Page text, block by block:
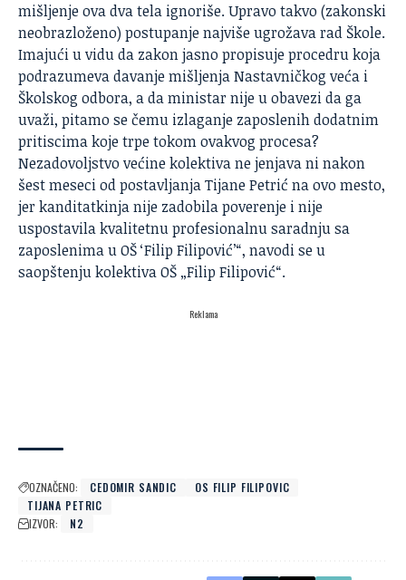
mišljenje ova dva tela ignoriše. Upravo takvo (zakonski
neobrazloženo) postupanje najviše ugrožava rad Škole.
Imajući u vidu da zakon jasno propisuje procedru koja
podrazumeva davanje mišljenja Nastavničkog veća i
Školskog odbora, a da ministar nije u obavezi da ga
uvaži, pitamo se čemu izlaganje zaposlenih dodatnim
pritiscima koje trpe tokom ovakvog procesa?
Nezadovoljstvo većine kolektiva ne jenjava ni nakon
šest meseci od postavljanja Tijane Petrić na ovo mesto,
jer kanditatkinja nije zadobila poverenje i nije
uspostavila kvalitetnu profesionalnu saradnju sa
zaposlenima u OŠ ‘Filip Filipović’“, navodi se u
saopštenju kolektiva OŠ „Filip Filipović“.
Reklama
OZNAČENO: CEDOMIR SANDIC
OS FILIP FILIPOVIC
TIJANA PETRIC
IZVOR:
N2